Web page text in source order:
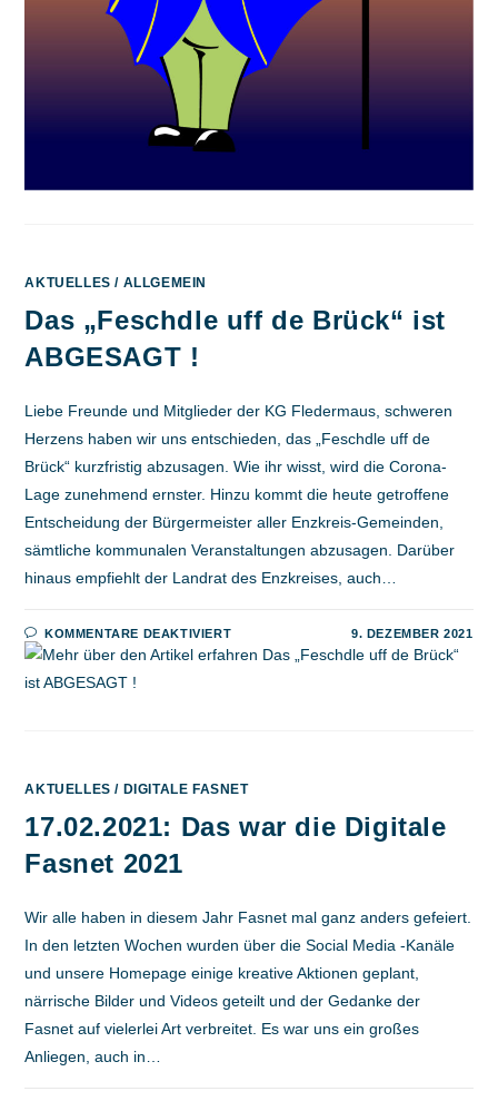
AKTUELLES / ALLGEMEIN
Das „Feschdle uff de Brück“ ist
ABGESAGT !
Liebe Freunde und Mitglieder der KG Fledermaus, schweren
Herzens haben wir uns entschieden, das „Feschdle uff de
Brück“ kurzfristig abzusagen. Wie ihr wisst, wird die Corona-
Lage zunehmend ernster. Hinzu kommt die heute getroffene
Entscheidung der Bürgermeister aller Enzkreis-Gemeinden,
sämtliche kommunalen Veranstaltungen abzusagen. Darüber
hinaus empfiehlt der Landrat des Enzkreises, auch…
KOMMENTARE DEAKTIVIERTFÜR
DAS
„FESCHDLE
9. DEZEMBER 2021
AKTUELLES / DIGITALE FASNET
17.02.2021: Das war die Digitale
Fasnet 2021
Wir alle haben in diesem Jahr Fasnet mal ganz anders gefeiert.
In den letzten Wochen wurden über die Social Media -Kanäle
und unsere Homepage einige kreative Aktionen geplant,
närrische Bilder und Videos geteilt und der Gedanke der
Fasnet auf vielerlei Art verbreitet. Es war uns ein großes
Anliegen, auch in…